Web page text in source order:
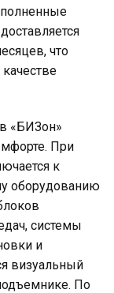
что
«БИЗон»
При
к
оборудованию
системы
и
визуальный
По